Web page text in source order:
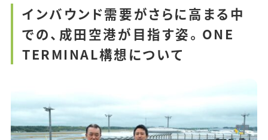
インバウンド需要がさらに高まる中
での、成田空港が目指す姿。ONE
TERMINAL構想について